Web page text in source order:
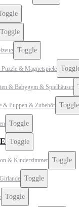
Toggle
Toggle
Puzzle & Magnetspiele
& Babygym & Spielhäuser
& Puppen & Zubehör Toggle
Toggle
Toggle
& Kinderzimmer Toggle
Girlande Toggle
Toggle